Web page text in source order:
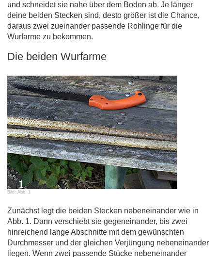
und schneidet sie nahe über dem Boden ab. Je länger
deine beiden Stecken sind, desto größer ist die Chance,
daraus zwei zueinander passende Rohlinge für die
Wurfarme zu bekommen.
Die beiden Wurfarme
Bild: Abb. 1
Zunächst legt die beiden Stecken nebeneinander wie in
Abb. 1. Dann verschiebt sie gegeneinander, bis zwei
hinreichend lange Abschnitte mit dem gewünschten
Durchmesser und der gleichen Verjüngung nebeneinander
liegen. Wenn zwei passende Stücke nebeneinander